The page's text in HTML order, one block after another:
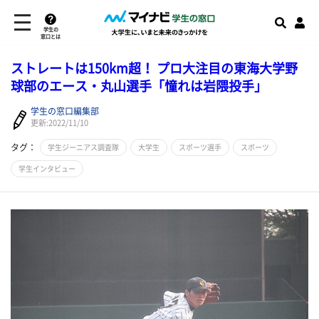
学生の
窓口とは
ストレートは150km超！ プロ大注目の東海大学野
球部のエース・丸山選手「憧れは岩隈投手」
学生の窓口編集部
更新:2022/11/10
タグ： 学生ジーニアス調査隊 大学生 スポーツ選手 スポーツ
学生インタビュー